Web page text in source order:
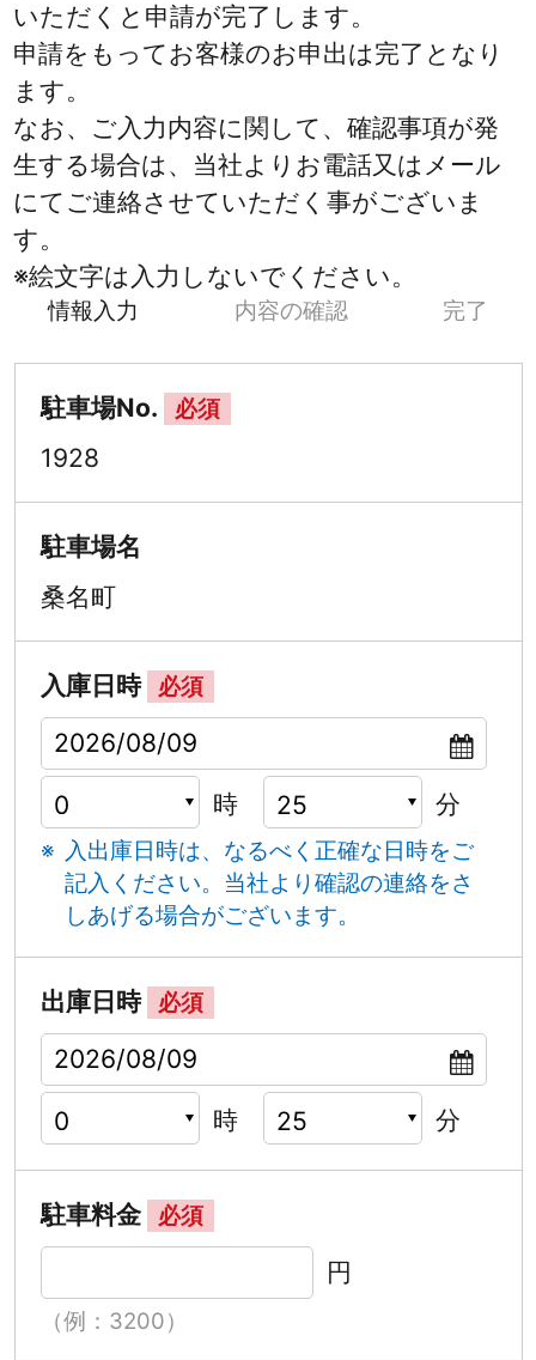
いただくと申請が完了します。
申請をもってお客様のお申出は完了となり
ます。
なお、ご入力内容に関して、確認事項が発
生する場合は、当社よりお電話又はメール
にてご連絡させていただく事がございま
す。
※絵文字は入力しないでください。
情報入力 内容の確認 完了
駐車場No. 必須
1928
駐車場名
桑名町
入庫日時 必須
時 分
入出庫日時は、なるべく正確な日時をご
記入ください。 当社より確認の連絡をさ
しあげる場合がございます。
出庫日時 必須
時 分
駐車料金 必須
円
（例：3200）